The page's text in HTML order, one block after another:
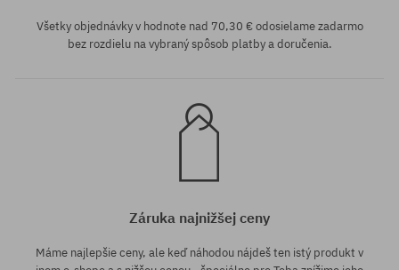
Všetky objednávky v hodnote nad 70,30 € odosielame zadarmo
bez rozdielu na vybraný spôsob platby a doručenia.
Záruka najnižšej ceny
Máme najlepšie ceny, ale keď náhodou nájdeš ten istý produkt v